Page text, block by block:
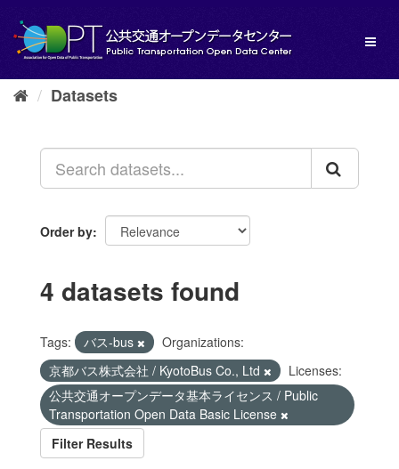
content
Datasets
Order by
4 datasets found
Tags: バス-bus
Organizations:
京都バス株式会社 / KyotoBus Co., Ltd
Licenses:
公共交通オープンデータ基本ライセンス / Public
Transportation Open Data Basic License
Filter Results